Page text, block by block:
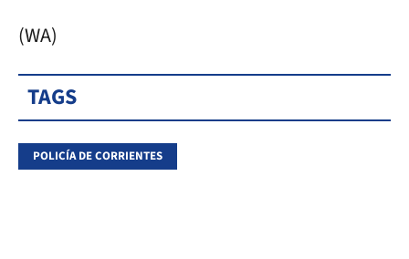
(WA)
TAGS
POLICÍA DE CORRIENTES